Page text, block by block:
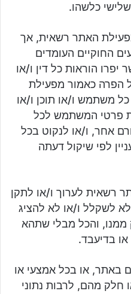
כלשהו.
האתר רשאית, אך
החוקיים העומדים
הוראות כל דין ו/או
הפרה כאמור מפעילת
משתמש ו/או תוכן ו/או
פרטי המשתמש לכל
אחר, ו/או לנקוט בכל
לפי שיקול דעתה
רשאית לערוך ו/או לתקן
לא לשקלל ו/או לא להציג
ממנו, והכל מבלי שתהא
בדיעבד.
באתר, או בכל אמצעי או
חלק מהם, לרבות נתוני